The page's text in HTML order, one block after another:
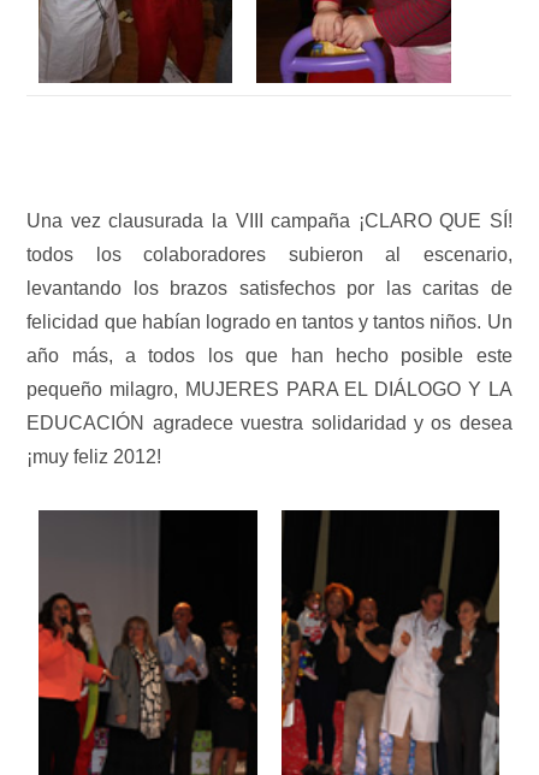
Una vez clausurada la VIII campaña ¡CLARO QUE SÍ!
todos los colaboradores subieron al escenario,
levantando los brazos satisfechos por las caritas de
felicidad que habían logrado en tantos y tantos niños. Un
año más, a todos los que han hecho posible este
pequeño milagro, MUJERES PARA EL DIÁLOGO Y LA
EDUCACIÓN agradece vuestra solidaridad y os desea
¡muy feliz 2012!